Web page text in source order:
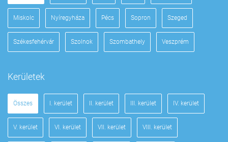
Miskolc Nyíregyháza Pécs Sopron Szeged
Székesfehérvár Szolnok Szombathely Veszprém
Kerületek
Összes I. kerület II. kerület III. kerület IV. kerület
V. kerület VI. kerület VII. kerület VIII. kerület